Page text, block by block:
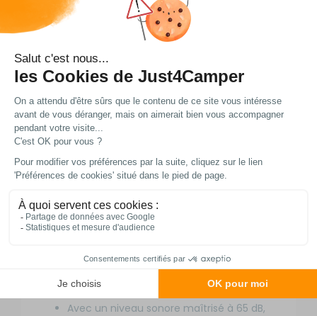
consommation énergétique réduite (5 W
en ventilation et 4 W pour les LED)
préservent la batterie de votre véhicule,
même lors d’étapes prolongées sans
branchement électrique, tandis que ses
deux vitesses de ventilation s’adaptent
aussi bien à une cuisson douce qu’à une
friture intense.
filtre à charbon actif clipsable se
remplacent en quelques secondes sans
outil, un atout pratique pour les longs
voyages où l’entretien doit rester simple,
et ses deux éclairages LED de 2 W chacun
parfaitement votre plan de travail sans
éblouir.
Avec un niveau sonore maîtrisé à 65 dB,